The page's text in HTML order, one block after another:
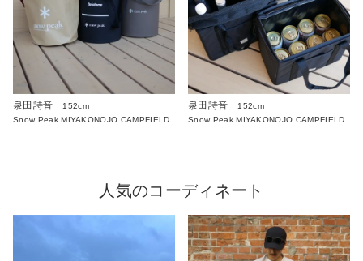
泉田詩音
152cm
Snow Peak MIYAKONOJO CAMPFIELD
泉田詩音
152cm
Snow Peak MIYAKONOJO CAMPFIELD
人気のコーディネート